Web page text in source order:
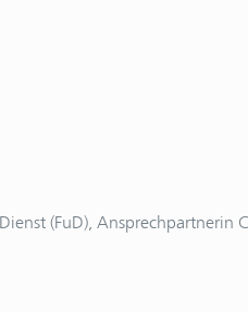
(FuD), Ansprechpartnerin